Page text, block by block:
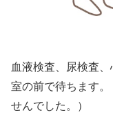
血液検査、尿検査
室の前で待ちます
せんでした。）